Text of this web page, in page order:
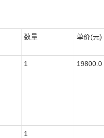
数量 单价(元)
1 19800.0
1